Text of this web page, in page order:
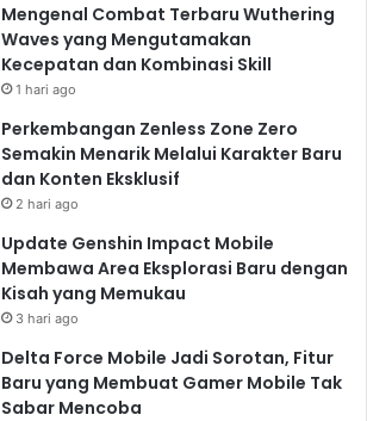
Mengenal Combat Terbaru Wuthering
Waves yang Mengutamakan
Kecepatan dan Kombinasi Skill
1 hari ago
Perkembangan Zenless Zone Zero
Semakin Menarik Melalui Karakter Baru
dan Konten Eksklusif
2 hari ago
Update Genshin Impact Mobile
Membawa Area Eksplorasi Baru dengan
Kisah yang Memukau
3 hari ago
Delta Force Mobile Jadi Sorotan, Fitur
Baru yang Membuat Gamer Mobile Tak
Sabar Mencoba